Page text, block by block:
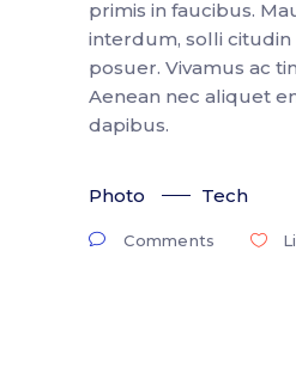
primis in faucibus.
interdum, solli citudin
posuer. Vivamus ac
Aenean nec aliquet
dapibus.
Photo Tech
Comments